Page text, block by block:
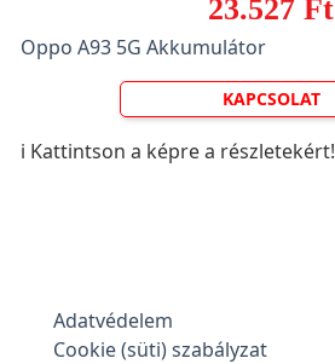
23.527 Ft
Oppo A93 5G Akkumulátor
KAPCSOLAT
ℹ️ Kattintson a képre a részletekért!
Adatvédelem
Cookie (süti) szabályzat